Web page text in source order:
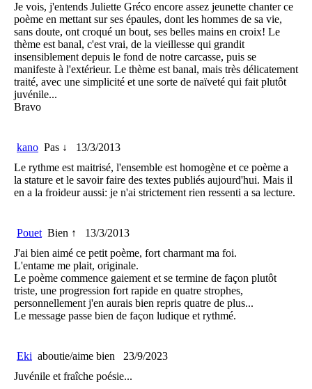
Je vois, j'entends Juliette Gréco encore assez jeunette chanter ce
poème en mettant sur ses épaules, dont les hommes de sa vie,
sans doute, ont croqué un bout, ses belles mains en croix! Le
thème est banal, c'est vrai, de la vieillesse qui grandit
insensiblement depuis le fond de notre carcasse, puis se
manifeste à l'extérieur. Le thème est banal, mais très délicatement
traité, avec une simplicité et une sorte de naïveté qui fait plutôt
juvénile...
Bravo
kano Pas ↓
13/3/2013
Le rythme est maitrisé, l'ensemble est homogène et ce poème a
la stature et le savoir faire des textes publiés aujourd'hui. Mais il
en a la froideur aussi: je n'ai strictement rien ressenti a sa lecture.
Pouet Bien ↑
13/3/2013
J'ai bien aimé ce petit poème, fort charmant ma foi.
L'entame me plait, originale.
Le poème commence gaiement et se termine de façon plutôt
triste, une progression fort rapide en quatre strophes,
personnellement j'en aurais bien repris quatre de plus...
Le message passe bien de façon ludique et rythmé.
Eki aboutie/aime bien
23/9/2023
Juvénile et fraîche poésie...